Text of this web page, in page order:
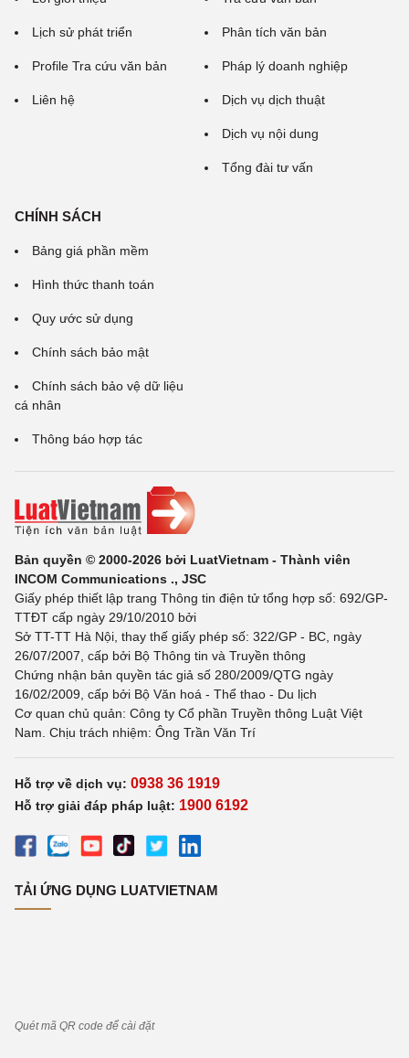
Lịch sử phát triển
Profile Tra cứu văn bản
Liên hệ
Phân tích văn bản
Pháp lý doanh nghiệp
Dịch vụ dịch thuật
Dịch vụ nội dung
Tổng đài tư vấn
CHÍNH SÁCH
Bảng giá phần mềm
Hình thức thanh toán
Quy ước sử dụng
Chính sách bảo mật
Chính sách bảo vệ dữ liệu
cá nhân
Thông báo hợp tác
Bản quyền © 2000-2026 bởi LuatVietnam - Thành viên
INCOM Communications ., JSC
Giấy phép thiết lập trang Thông tin điện tử tổng hợp số: 692/GP-
TTĐT cấp ngày 29/10/2010 bởi
Sở TT-TT Hà Nội, thay thế giấy phép số: 322/GP - BC, ngày
26/07/2007, cấp bởi Bộ Thông tin và Truyền thông
Chứng nhận bản quyền tác giả số 280/2009/QTG ngày
16/02/2009, cấp bởi Bộ Văn hoá - Thể thao - Du lịch
Cơ quan chủ quản: Công ty Cổ phần Truyền thông Luật Việt
Nam. Chịu trách nhiệm: Ông Trần Văn Trí
Hỗ trợ về dịch vụ: 0938 36 1919
Hỗ trợ giải đáp pháp luật: 1900 6192
TẢI ỨNG DỤNG LUATVIETNAM
Quét mã QR code để cài đặt